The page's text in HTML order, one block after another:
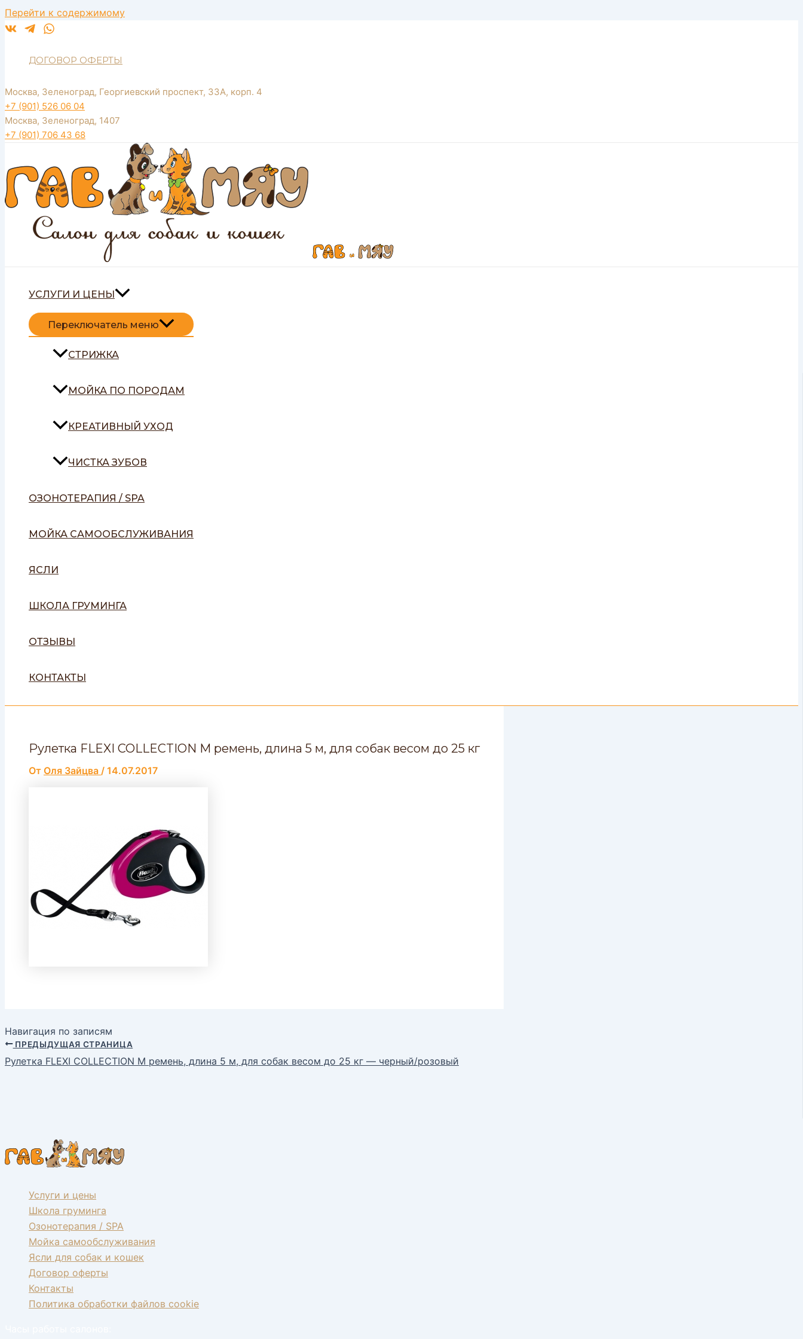
Перейти к содержимому
ДОГОВОР ОФЕРТЫ
Москва, Зеленоград, Георгиевский проспект, 33А, корп. 4
+7 (901) 526 06 04
Москва, Зеленоград, 1407
+7 (901) 706 43 68
УСЛУГИ И ЦЕНЫ
Переключатель меню
СТРИЖКА
МОЙКА ПО ПОРОДАМ
КРЕАТИВНЫЙ УХОД
ЧИСТКА ЗУБОВ
ОЗОНОТЕРАПИЯ / SPA
МОЙКА САМООБСЛУЖИВАНИЯ
ЯСЛИ
ШКОЛА ГРУМИНГА
ОТЗЫВЫ
КОНТАКТЫ
Рулетка FLEXI COLLECTION М ремень, длина 5 м, для собак весом до 25 кг
От Оля Зайцва / 14.07.2017
Навигация по записям
ПРЕДЫДУЩАЯ СТРАНИЦА
Рулетка FLEXI COLLECTION М ремень, длина 5 м, для собак весом до 25 кг — черный/розовый
Услуги и цены
Школа груминга
Озонотерапия / SPA
Мойка самообслуживания
Ясли для собак и кошек
Договор оферты
Контакты
Политика обработки файлов cookie